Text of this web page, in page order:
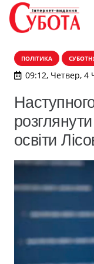
ПОЛІТИКА
09:12, Четвер, 4
освіти